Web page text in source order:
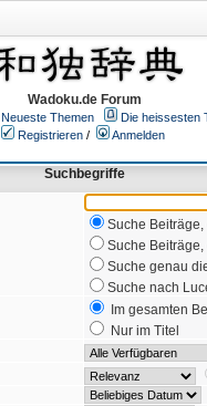
Wadoku.de Forum
Neueste Themen
Die heissesten
Registrieren /
Anmelden
Suchbegriffe
Suche
Suche
Suche genau
Suche nach
Im gesamten
Nur im Titel